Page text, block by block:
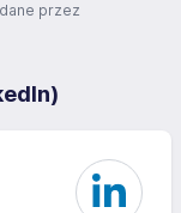
przez